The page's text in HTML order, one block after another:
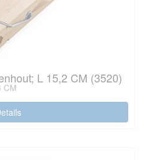
L 15,2 CM (3520)
CM